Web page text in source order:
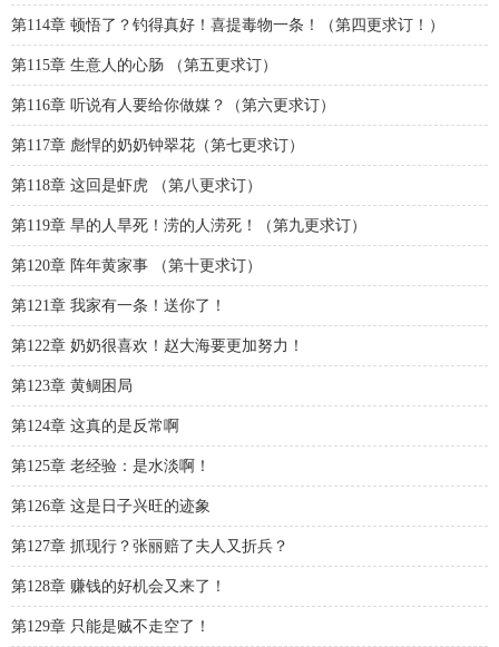
第114章 顿悟了？钓得真好！喜提毒物一条！（第四更求订！）
第115章 生意人的心肠 （第五更求订）
第116章 听说有人要给你做媒？（第六更求订）
第117章 彪悍的奶奶钟翠花（第七更求订）
第118章 这回是虾虎 （第八更求订）
第119章 旱的人旱死！涝的人涝死！（第九更求订）
第120章 阵年黄家事 （第十更求订）
第121章 我家有一条！送你了！
第122章 奶奶很喜欢！赵大海要更加努力！
第123章 黄鲷困局
第124章 这真的是反常啊
第125章 老经验：是水淡啊！
第126章 这是日子兴旺的迹象
第127章 抓现行？张丽赔了夫人又折兵？
第128章 赚钱的好机会又来了！
第129章 只能是贼不走空了！